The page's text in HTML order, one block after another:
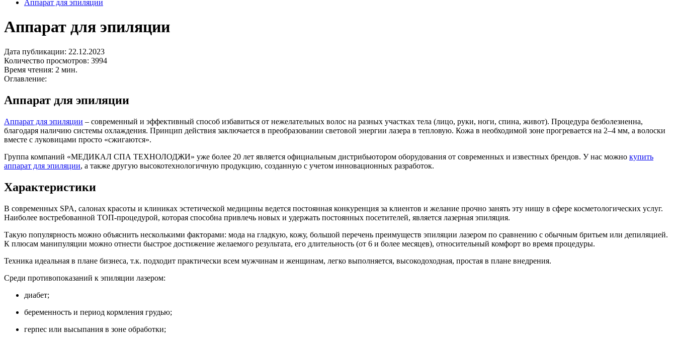
Аппарат для эпиляции
Аппарат для эпиляции
Дата публикации: 22.12.2023
Количество просмотров: 3994
Время чтения: 2 мин.
Оглавление:
Аппарат для эпиляции
Аппарат для эпиляции – современный и эффективный способ избавиться от нежелательных волос на разных участках тела (лицо, руки, ноги, спина, живот). Процедура безболезненна,
благодаря наличию системы охлаждения. Принцип действия заключается в преобразовании световой энергии лазера в тепловую. Кожа в необходимой зоне прогревается на 2–4 мм, а волоски
вместе с луковицами просто «сжигаются».
Группа компаний «МЕДИКАЛ СПА ТЕХНОЛОДЖИ» уже более 20 лет является официальным дистрибьютором оборудования от современных и известных брендов. У нас можно купить
аппарат для эпиляции, а также другую высокотехнологичную продукцию, созданную с учетом инновационных разработок.
Характеристики
В современных SPA, салонах красоты и клиниках эстетической медицины ведется постоянная конкуренция за клиентов и желание прочно занять эту нишу в сфере косметологических услуг.
Наиболее востребованной ТОП-процедурой, которая способна привлечь новых и удержать постоянных посетителей, является лазерная эпиляция.
Такую популярность можно объяснить несколькими факторами: мода на гладкую, кожу, большой перечень преимуществ эпиляции лазером по сравнению с обычным бритьем или депиляцией.
К плюсам манипуляции можно отнести быстрое достижение желаемого результата, его длительность (от 6 и более месяцев), относительный комфорт во время процедуры.
Техника идеальная в плане бизнеса, т.к. подходит практически всем мужчинам и женщинам, легко выполняется, высокодоходная, простая в плане внедрения.
Среди противопоказаний к эпиляции лазером:
диабет;
беременность и период кормления грудью;
герпес или высыпания в зоне обработки;